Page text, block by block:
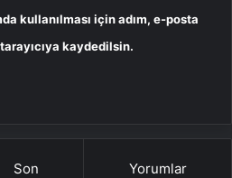
kullanılması için adım, e-posta
kaydedilsin.
Son Yorumlar